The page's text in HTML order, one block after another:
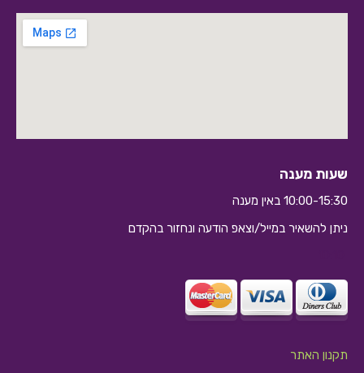
שעות מענה
10:00-15:30 באין מענה
ניתן להשאיר במייל/וצאפ הודעה ונחזור בהקדם
תקנון האתר